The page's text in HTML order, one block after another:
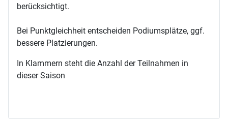
berücksichtigt.
Bei Punktgleichheit entscheiden Podiumsplätze, ggf.
bessere Platzierungen.
In Klammern steht die Anzahl der Teilnahmen in
dieser Saison